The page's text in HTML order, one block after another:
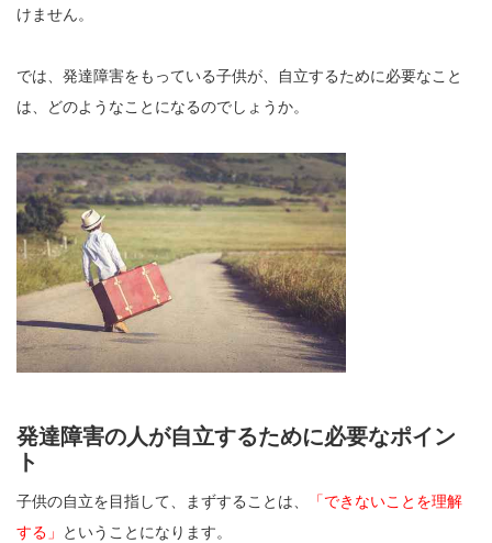
けません。
では、発達障害をもっている子供が、自立するために必要なこと
は、どのようなことになるのでしょうか。
発達障害の人が自立するために必要なポイン
ト
子供の自立を目指して、まずすることは、
「できないことを理解
する」
ということになります。